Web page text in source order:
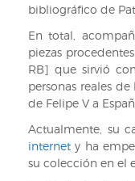
bibliográfico de
En total,
piezas
RB] que sirvió
personas reales
de Felipe V a
Actualmente, su
internet y ha
su colección en el